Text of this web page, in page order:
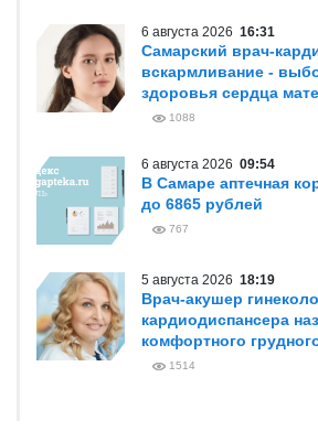
6 августа 2026 16:31
Самарский врач-
вскармливание -
здоровья сердца
1088
6 августа 2026 09:54
В Самаре аптечная
до 6865 рублей
767
5 августа 2026 18:19
Врач-акушер
кардиодиспансера
комфортного
1514